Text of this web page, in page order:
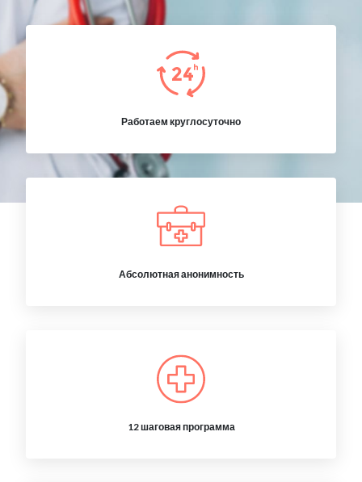
Работаем круглосуточно
Абсолютная анонимность
12 шаговая программа